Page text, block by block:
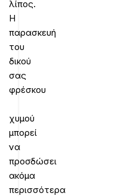
λίπος.
Η
παρασκευή
του
δικού
σας
φρέσκου
χυμού
μπορεί
να
προσδώσει
ακόμα
περισσότερα